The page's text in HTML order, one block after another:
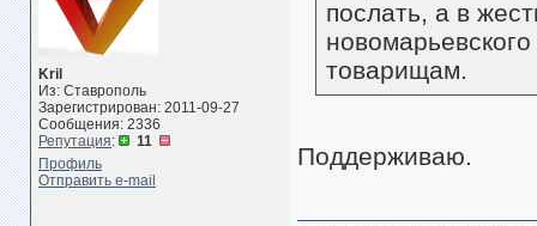
Kril
Из: Ставрополь
Зарегистрирован: 2011-09-27
Сообщения: 2336
Репутация:
11
Профиль
Отправить e-mail
послать, а в
товарищам.
Поддерживаю.